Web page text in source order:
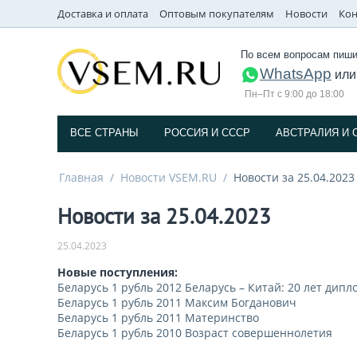
Доставка и оплата Оптовым покупателям Новости
По всем вопросам
WhatsApp
Пн–Пт с 9:00 до 18:00
ВСЕ СТРАНЫ РОССИЯ И СССP АВСТРАЛИЯ И
Главная / Новости VSEM.RU / Новости за 25.04.2023
Новости за 25.04.2023
25.04.2023
Новые поступления:
Беларусь 1 рубль 2012 Беларусь – Китай: 20 лет
Беларусь 1 рубль 2011 Максим Богданович
Беларусь 1 рубль 2011 Материнство
Беларусь 1 рубль 2010 Возраст совершеннолетия